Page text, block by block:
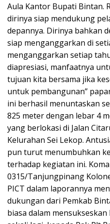
Aula Kantor Bupati Bintan.
dirinya siap mendukung
depannya. Dirinya bahkan
siap menganggarkan di
menganggarkan setiap
diapresiasi, manfaatnya
tujuan kita bersama jika
untuk pembangunan”
ini berhasil menuntaskan
825 meter dengan lebar 4
yang berlokasi di Jalan
Kelurahan Sei Lekop.
pun turut menumbuhkan
terhadap kegiatan ini.
0315/Tanjungpinang
PICT dalam laporannya
dukungan dari Pemkab
biasa dalam